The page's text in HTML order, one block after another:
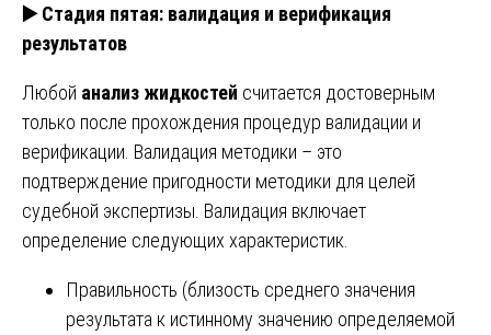
▶️Стадия пятая: валидация и верификация
результатов
Любой анализ жидкостей считается достоверным
только после прохождения процедур валидации и
верификации. Валидация методики – это
подтверждение пригодности методики для целей
судебной экспертизы. Валидация включает
определение следующих характеристик.
Правильность (близость среднего значения
результата к истинному значению определяемой